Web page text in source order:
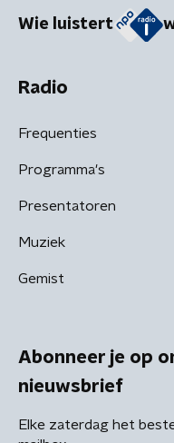
Wie luistert
Radio
Frequenties
Programma's
Presentatoren
Muziek
Gemist
Abonneer je op
nieuwsbrief
Elke zaterdag het